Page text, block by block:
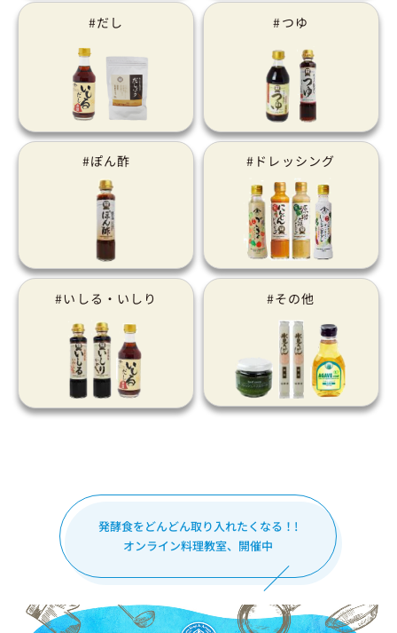
#だし #つゆ
#ぽん酢 #ドレッシング
#いしる・いしり #その他
発酵食をどんどん取り入れたくなる！!
オンライン料理教室、開催中